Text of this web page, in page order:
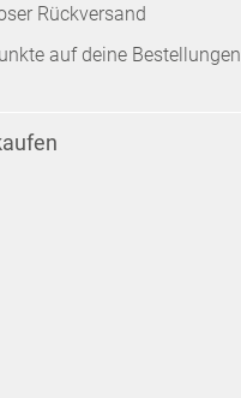
Rückversand
auf deine Bestellungen